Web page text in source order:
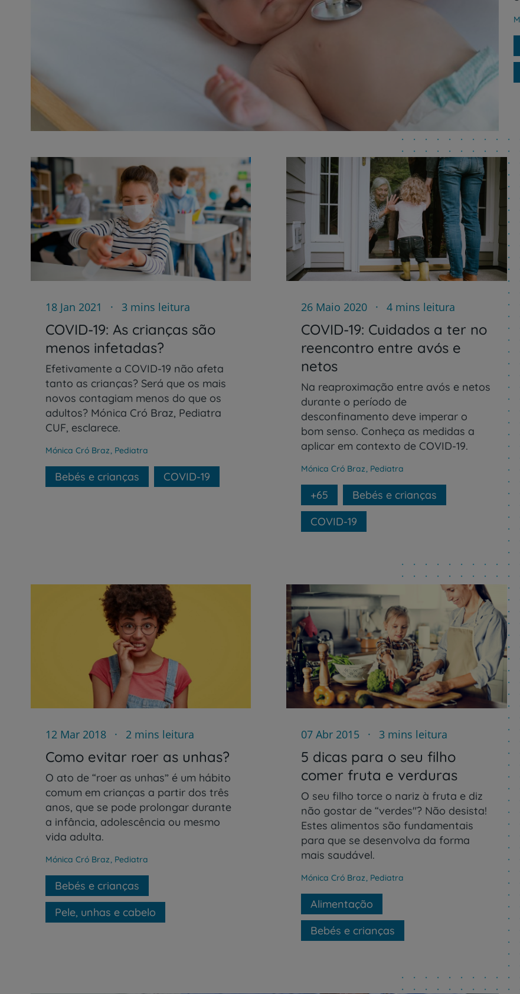
Prevenção e bem-
Grandes Áreas da
Serviços CUF
Clientes e acompanhantes
CUF Academic Center
Para profissionais
Sobre nós
Contacte-nos
18 Jan 2021 3 mins leitura
COVID-19: As crianças são
menos infetadas?
Efetivamente a COVID-19 não afeta
tanto as crianças? Será que os mais
novos contagiam menos do que os
adultos? Mónica Cró Braz, Pediatra
CUF, esclarece.
Mónica Cró Braz, Pediatra
Bebés e crianças COVID-19
26 Maio 2020 4 mins leitura
COVID-19: Cuidados a ter no
reencontro entre avós e
netos
Na reaproximação entre avós e netos
durante o período de
desconfinamento deve imperar o
bom senso. Conheça as medidas a
aplicar em contexto de COVID-19.
Mónica Cró Braz, Pediatra
+65
Bebés e crianças
COVID-19
12 Mar 2018 2 mins leitura
Como evitar roer as unhas?
O ato de “roer as unhas” é um hábito
comum em crianças a partir dos três
anos, que se pode prolongar durante
a infância, adolescência ou mesmo
vida adulta.
Mónica Cró Braz, Pediatra
Bebés e crianças
Pele, unhas e cabelo
07 Abr 2015 3 mins leitura
5 dicas para o seu filho
comer fruta e verduras
O seu filho torce o nariz à fruta e diz
não gostar de “verdes"? Não desista!
Estes alimentos são fundamentais
para que se desenvolva da forma
mais saudável.
Mónica Cró Braz, Pediatra
Alimentação
Bebés e crianças